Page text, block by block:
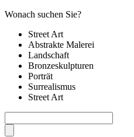
Wonach suchen Sie?
Street Art
Abstrakte Malerei
Landschaft
Bronzeskulpturen
Porträt
Surrealismus
Street Art